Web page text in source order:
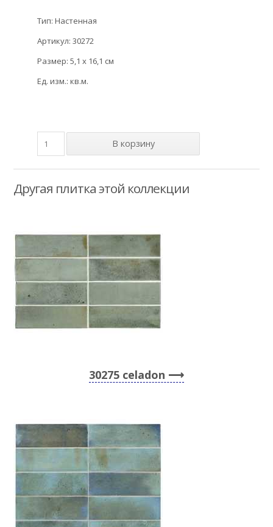
Тип: Настенная
Артикул: 30272
Размер: 5,1 x 16,1 см
Ед. изм.: кв.м.
Другая плитка этой коллекции
30275 celadon